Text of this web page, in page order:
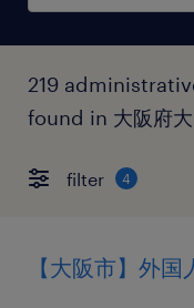
219
found in 大阪府
filter 4
【大阪市】外